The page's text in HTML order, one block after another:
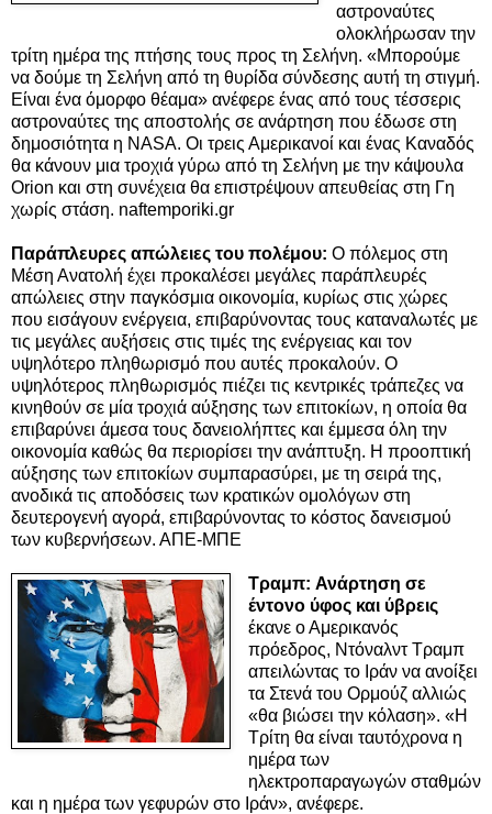
αστροναύτες
ολοκλήρωσαν την
τρίτη ημέρα της πτήσης τους προς τη Σελήνη. «Μπορούμε
να δούμε τη Σελήνη από τη θυρίδα σύνδεσης αυτή τη στιγμή.
Είναι ένα όμορφο θέαμα» ανέφερε ένας από τους τέσσερις
αστροναύτες της αποστολής σε ανάρτηση που έδωσε στη
δημοσιότητα η NASA. Οι τρεις Αμερικανοί και ένας Καναδός
θα κάνουν μια τροχιά γύρω από τη Σελήνη με την κάψουλα
Orion και στη συνέχεια θα επιστρέψουν απευθείας στη Γη
χωρίς στάση. naftemporiki.gr
Παράπλευρες απώλειες του πολέμου: Ο πόλεμος στη
Μέση Ανατολή έχει προκαλέσει μεγάλες παράπλευρές
απώλειες στην παγκόσμια οικονομία, κυρίως στις χώρες
που εισάγουν ενέργεια, επιβαρύνοντας τους καταναλωτές με
τις μεγάλες αυξήσεις στις τιμές της ενέργειας και τον
υψηλότερο πληθωρισμό που αυτές προκαλούν. Ο
υψηλότερος πληθωρισμός πιέζει τις κεντρικές τράπεζες να
κινηθούν σε μία τροχιά αύξησης των επιτοκίων, η οποία θα
επιβαρύνει άμεσα τους δανειολήπτες και έμμεσα όλη την
οικονομία καθώς θα περιορίσει την ανάπτυξη. Η προοπτική
αύξησης των επιτοκίων συμπαρασύρει, με τη σειρά της,
ανοδικά τις αποδόσεις των κρατικών ομολόγων στη
δευτερογενή αγορά, επιβαρύνοντας το κόστος δανεισμού
των κυβερνήσεων. ΑΠΕ-ΜΠΕ
Τραμπ: Ανάρτηση σε
έντονο ύφος και ύβρεις
έκανε ο Αμερικανός
πρόεδρος, Ντόναλντ Τραμπ
απειλώντας το Ιράν να ανοίξει
τα Στενά του Ορμούζ αλλιώς
«θα βιώσει την κόλαση». «Η
Τρίτη θα είναι ταυτόχρονα η
ημέρα των
ηλεκτροπαραγωγών σταθμών
και η ημέρα των γεφυρών στο Ιράν», ανέφερε.